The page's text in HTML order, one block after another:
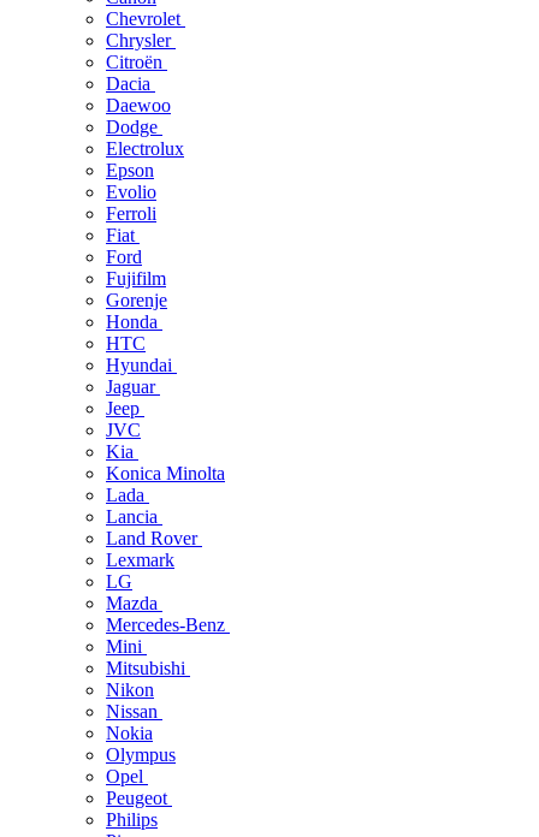
Chevrolet
Chrysler
Citroën
Dacia
Daewoo
Dodge
Electrolux
Epson
Evolio
Ferroli
Fiat
Ford
Fujifilm
Gorenje
Honda
HTC
Hyundai
Jaguar
Jeep
JVC
Kia
Konica Minolta
Lada
Lancia
Land Rover
Lexmark
LG
Mazda
Mercedes-Benz
Mini
Mitsubishi
Nikon
Nissan
Nokia
Olympus
Opel
Peugeot
Philips